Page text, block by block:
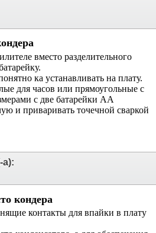
вместо разделительного
ка устанавливать на плату.
для часов или прямоугольные с
с две батарейки АА
и приваривать точечной сваркой
а):
кондера
контакты для впайки в плату